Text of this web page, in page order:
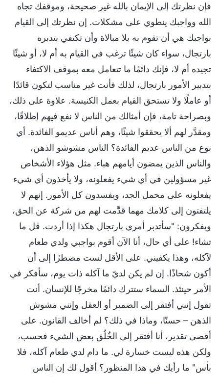
فإن نظرتك إلى الإيمان بالله غير صحيحة، وموقفك تجاه
الله وواجبك ينطوي على مشكلات. إن نظرتك إلى القيام
بواجبك هي أن تقوم به بلا مبالاة وأن تكتفي بتدبره
بارتجال، سواء كان شيئًا ترغب في القيام به أم لا، أو شيئًا
تجيده أم لا، فإنك دائمًا ما تتعامل معه بموقف الاكتفاء
بتدبير الأمور بارتجال، لذلك فأنت غير مناسب لتكون قائدًا
أو عاملًا ولا تستحق القيام بعمل الكنيسة. علاوة على ذلك،
وبصراحة تامة، فإن أمثالك من الناس لا نفع فيهم إطلاقًا،
ومقدَّر لهم ألا يحققوا شيئًا، وهم أناس عديمو الفائدة. أي
نوع من الناس عديم الفائدة؟ الناس مشوشو الذهن،
والناس الذين يمضون أيامهم هباء. مثل هؤلاء الأشخاص
غير مسؤولين في أي شيء يفعلونه، ولا يأخذون أي شيء
يفعلونه على محمل الجد، ويفسدون كل الأمور. إنهم لا
يلتفتون إلى كلامك مهما قدَّمت لهم من شركة عن الحق،
ويفكرون: "سأتدبر أمري بارتجال هكذا إذا أردت. قل ما
تشاء! على أي حال، أنا الآن أقوم بواجبي ولدي طعام
لآكله، وهذا يكفيني. على الأقل لست مضطرًا إلى أن
أكون شحاذًا. إن لم يكن لديّ ما آكله ذات يوم، سأفكر في
الأمر حينئذ. السماء ستترك دائمًا مخرجًا للإنسان. أنت
تقول إنني أفتقر إلى الضمير أو العقل وإنني مشوش
الذهن – حسنًا، وماذا في ذلك؟ لم أخالف القانون. على
أقصى تقدير، أنا أفتقر إلى الخُلُق بعض الشيء فحسب،
ولكن هذه ليست خسارة لي. ما دام لدي طعام آكله، فلا
بأس" ما رأيك في هذا المنظور؟ أقول لك إن الناس